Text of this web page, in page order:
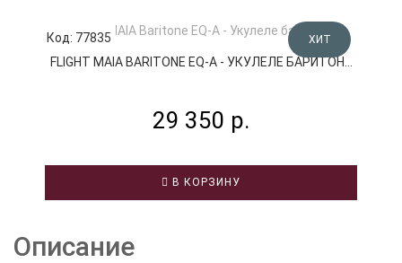
Код: 77835 ХИТ
FLIGHT MAIA BARITONE EQ-A - УКУЛЕЛЕ БАРИТОН...
29 350 р.
В КОРЗИНУ
Описание